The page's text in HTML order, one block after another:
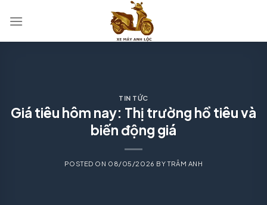
TIN TỨC
Giá tiêu hôm nay: Thị trường hồ tiêu và
biến động giá
POSTED ON 08/05/2026 BYTRÂM ANH